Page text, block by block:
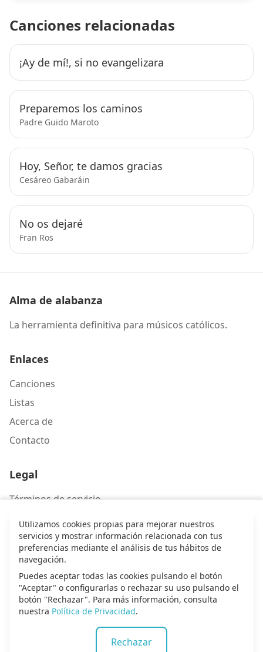
Canciones relacionadas
¡Ay de mí!, si no evangelizara
Preparemos los caminos
Padre Guido Maroto
Hoy, Señor, te damos gracias
Cesáreo Gabaráin
No os dejaré
Fran Ros
Alma de alabanza
La herramienta definitiva para músicos católicos.
Enlaces
Canciones
Listas
Acerca de
Contacto
Legal
Términos de servicio
Política de privacidad
Contacto
Escríbenos
© 2026 Alma de alabanza. Todos los derechos
reservados.
Utilizamos cookies propias para mejorar nuestros
servicios y mostrar información relacionada con tus
preferencias mediante el análisis de tus hábitos de
navegación.
Puedes aceptar todas las cookies pulsando el botón
"Aceptar" o configurarlas o rechazar su uso pulsando el
botón "Rechazar". Para más información, consulta
nuestra Política de Privacidad.
Rechazar